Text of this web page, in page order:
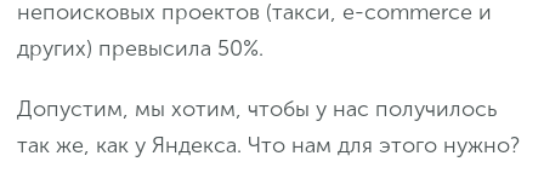
непоисковых проектов (такси, e-commerce и
других) превысила 50%.
Допустим, мы хотим, чтобы у нас получилось
так же, как у Яндекса. Что нам для этого нужно?